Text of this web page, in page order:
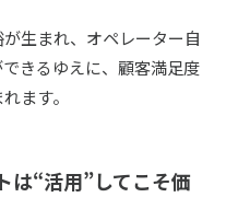
生まれ、オペレーター自
きるゆえに、顧客満足度
ます。
は“活用”してこそ価